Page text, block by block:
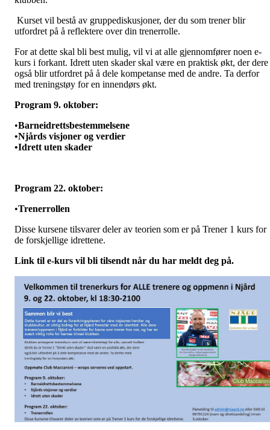
Kurset vil bestå av gruppediskusjoner, der du som trener blir
utfordret på å reflektere over din trenerrolle.
For at dette skal bli best mulig, vil vi at alle gjennomfører noen e-
kurs i forkant. Idrett uten skader skal være en praktisk økt, der dere
også blir utfordret på å dele kompetanse med de andre. Ta derfor
med treningstøy for en innendørs økt.
Program 9. oktober:
•Barneidrettsbestemmelsene
•Njårds visjoner og verdier
•Idrett uten skader
Program 22. oktober:
•Trenerrollen
Disse kursene tilsvarer delerav teorien som er på Trener1 kurs for
de forskjellige idrettene.
Link til e-kurs vil bli tilsendt når du har meldt deg på.